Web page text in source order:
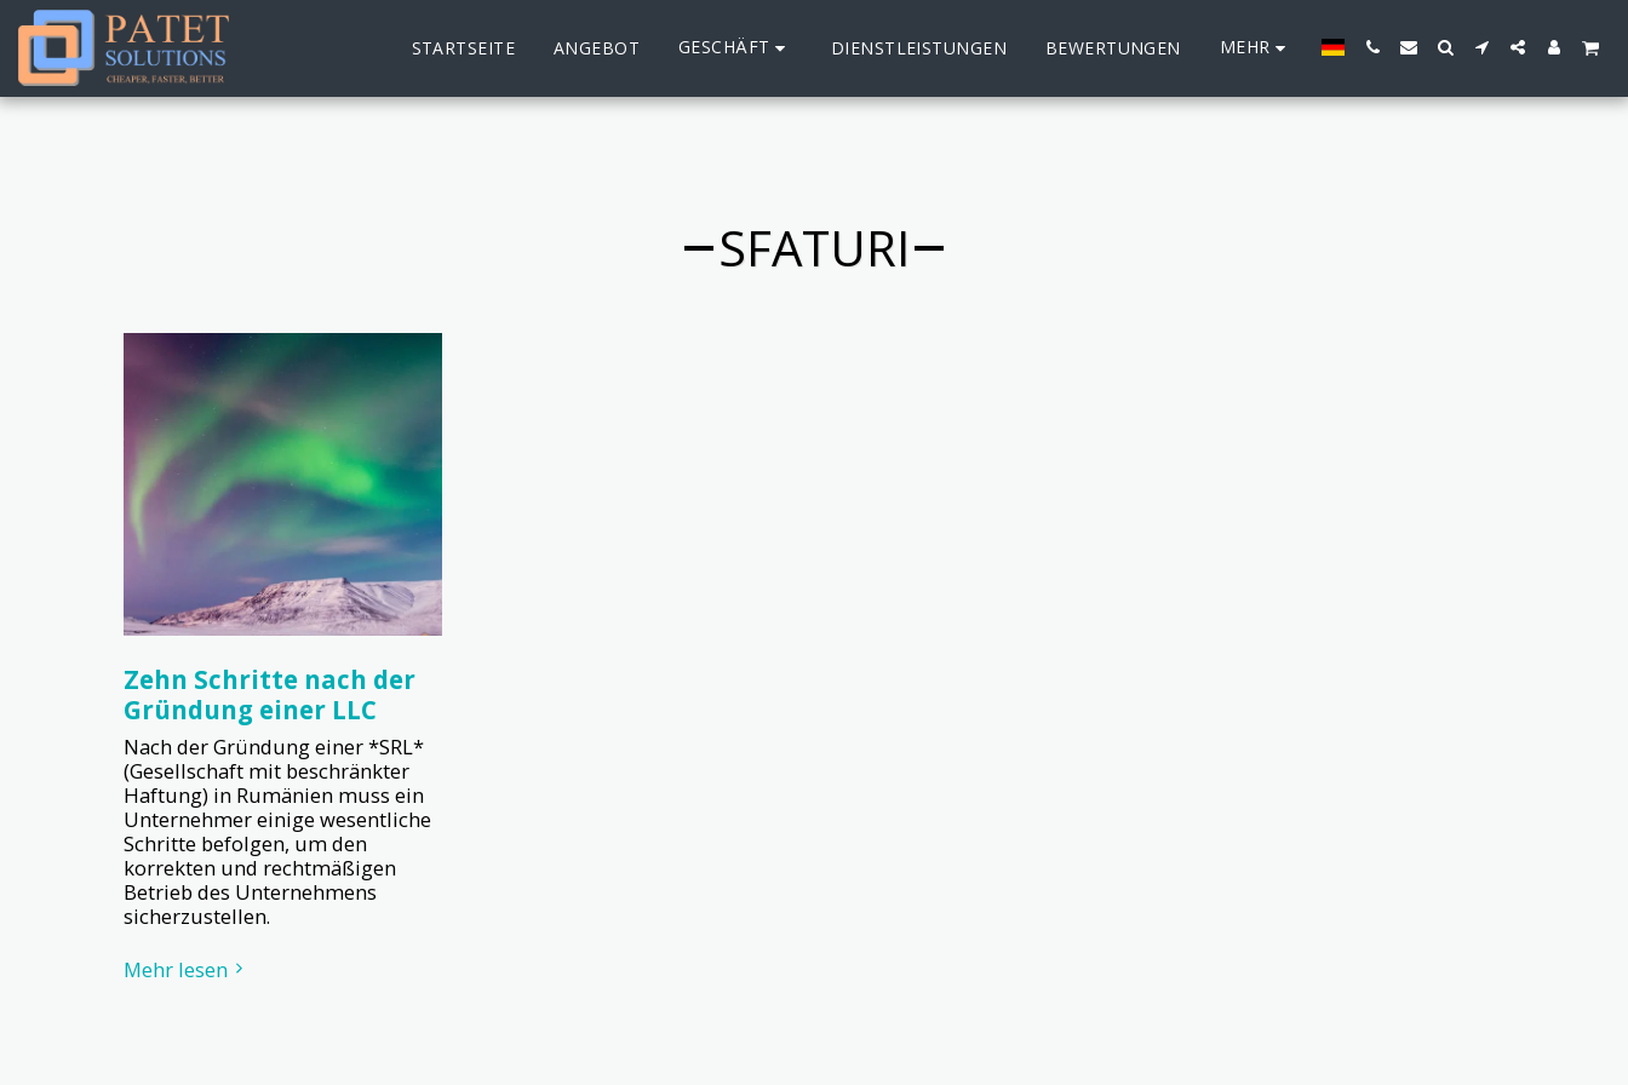
STARTSEITE ANGEBOT GESCHÄFT DIENSTLEISTUNGEN BEWERTUNGEN MEHR
SFATURI
Zehn Schritte nach der
Gründung einer LLC
Nach der Gründung einer *SRL*
(Gesellschaft mit beschränkter
Haftung) in Rumänien muss ein
Unternehmer einige wesentliche
Schritte befolgen, um den
korrekten und rechtmäßigen
Betrieb des Unternehmens
sicherzustellen.
Mehr lesen